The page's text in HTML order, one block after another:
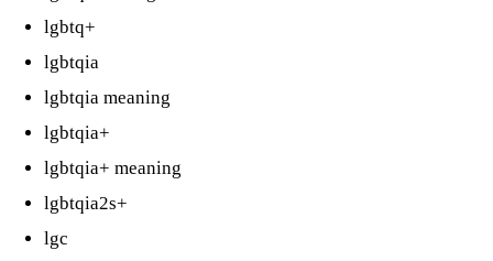
lgbtq+
lgbtqia
lgbtqia meaning
lgbtqia+
lgbtqia+ meaning
lgbtqia2s+
lgc